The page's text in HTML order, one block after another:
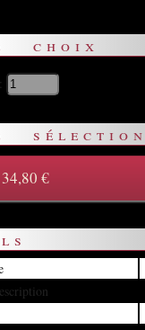
choix
sélection
34,80 €